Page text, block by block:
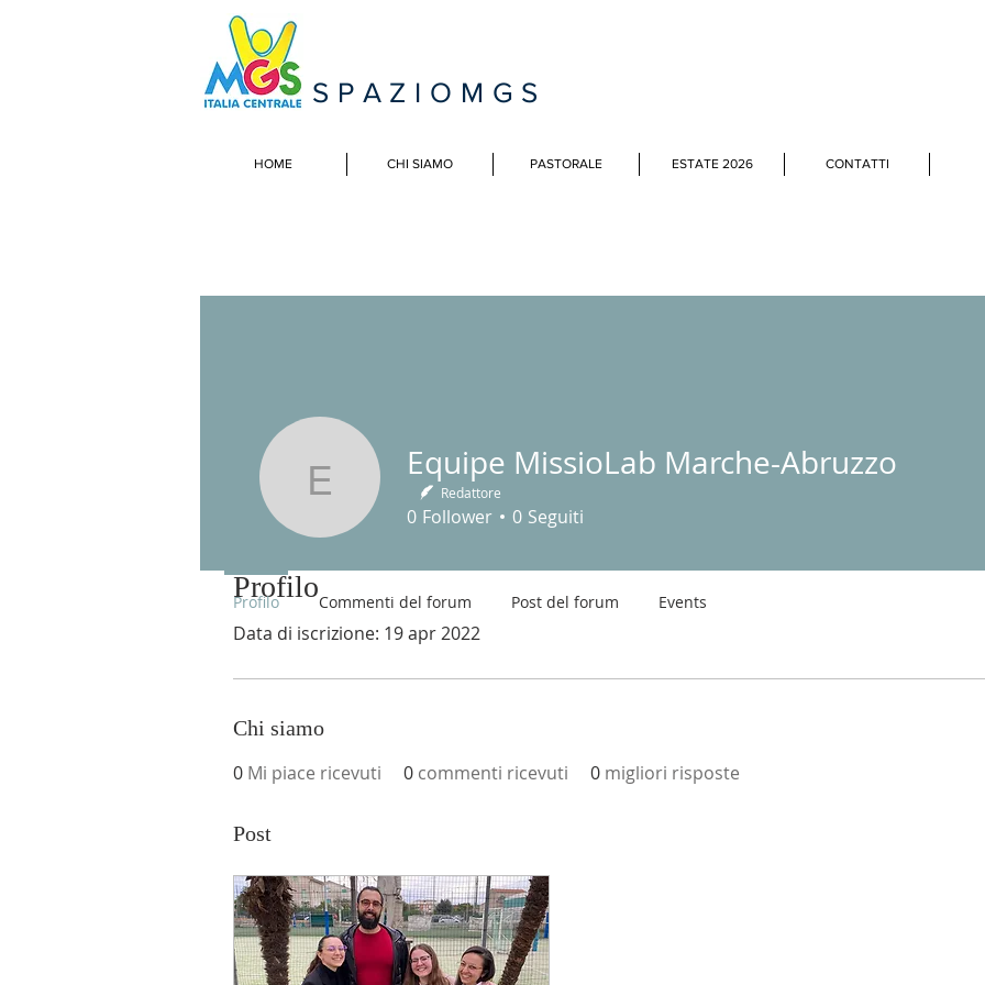
SPAZIOMGS
HOME CHI SIAMO PASTORALE ESTATE 2026 CONTATTI
Profilo
Data di iscrizione: 19 apr 2022
Chi siamo
0 Mi piace ricevuti 0 commenti ricevuti 0 migliori risposte
Post
Equipe MissioLab Marche-Abruzzo
Equipe MissioLab Marche-Abruzzo
Redattore
0 Follower 0 Seguiti
Profilo Commenti del forum Post del forum Events